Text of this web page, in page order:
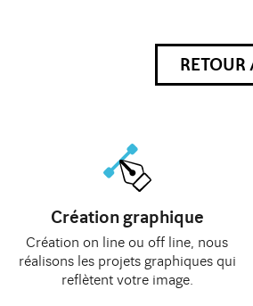
Création graphique
Création on line ouoff line, nous
réalisons les projets graphiquesqui
reflètent votre image.